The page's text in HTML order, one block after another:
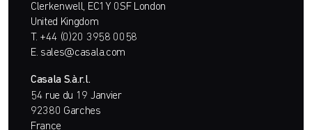
Clerkenwell, EC1Y 0SF London
United Kingdom
T. +44 (0)20 3958 0058
E. sales@casala.com
Casala S.à.r.l.
54 rue du 19 Janvier
92380 Garches
France